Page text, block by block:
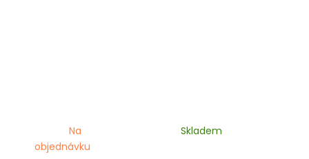
Na
objednávku
Skladem